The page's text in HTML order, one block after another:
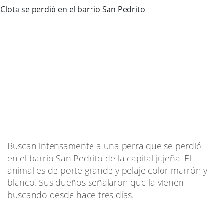
Buscan intensamente a una perra que se perdió
en el barrio San Pedrito de la capital jujeña. El
animal es de porte grande y pelaje color marrón y
blanco. Sus dueños señalaron que la vienen
buscando desde hace tres días.